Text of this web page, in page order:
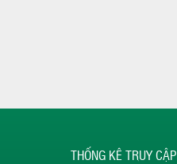
THỐNG KÊ TRUY CẬP